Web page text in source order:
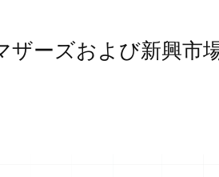
ザーズおよび新興市